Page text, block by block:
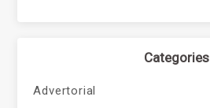
Categories
Advertorial